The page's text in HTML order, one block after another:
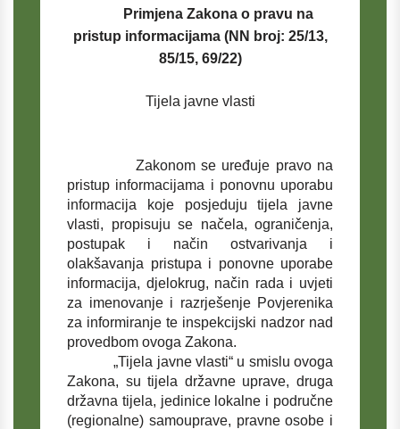
Primjena Zakona o pravu na
pristup informacijama (NN broj: 25/13,
85/15, 69/22)
Tijela javne vlasti
Zakonom se uređuje pravo na
pristup informacijama i ponovnu uporabu
informacija koje posjeduju tijela javne
vlasti, propisuju se načela, ograničenja,
postupak i način ostvarivanja i
olakšavanja pristupa i ponovne uporabe
informacija, djelokrug, način rada i uvjeti
za imenovanje i razrješenje Povjerenika
za informiranje te inspekcijski nadzor nad
provedbom ovoga Zakona.
„Tijela javne vlasti“ u smislu ovoga
Zakona, su tijela državne uprave, druga
državna tijela, jedinice lokalne i područne
(regionalne) samouprave, pravne osobe i